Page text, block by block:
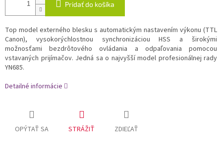
Pridať do košíka
Top model externého blesku s automatickým nastavením výkonu (TTL
Canon), vysokorýchlostnou synchronizáciou HSS a širokými
možnosťami bezdrôtového ovládania a odpaľovania pomocou
vstavaných prijímačov. Jedná sa o najvyšší model profesionálnej rady
YN685.
Detailné informácie
OPÝTAŤ SA STRÁŽIŤ ZDIEĽAŤ